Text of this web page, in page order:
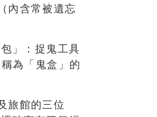
內含常被遺忘
」：捉鬼工具
為「鬼盒」的
旅館的三位